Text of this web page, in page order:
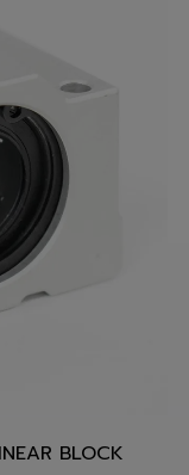
BLOCK